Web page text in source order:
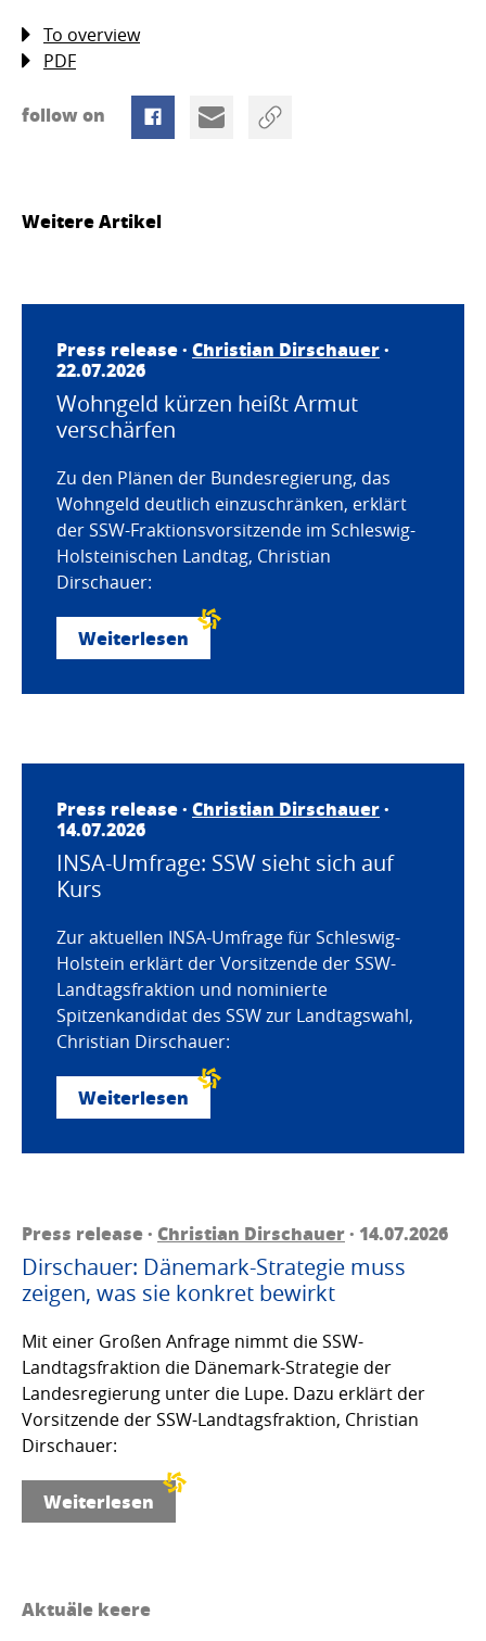
To overview
PDF
follow on
Weitere Artikel
Press release · Christian Dirschauer·
22.07.2026
Wohngeld kürzen heißt Armut
verschärfen
Zu den Plänen der Bundesregierung, das
Wohngeld deutlich einzuschränken, erklärt
der SSW-Fraktionsvorsitzende im Schleswig-
Holsteinischen Landtag, Christian
Dirschauer:
Weiterlesen
Press release · Christian Dirschauer·
14.07.2026
INSA-Umfrage: SSW sieht sich auf
Kurs
Zur aktuellen INSA-Umfrage für Schleswig-
Holstein erklärt der Vorsitzende der SSW-
Landtagsfraktion und nominierte
Spitzenkandidat des SSW zur Landtagswahl,
Christian Dirschauer:
Weiterlesen
Press release · Christian Dirschauer· 14.07.2026
Dirschauer: Dänemark-Strategie muss
zeigen, was sie konkret bewirkt
Mit einer Großen Anfrage nimmt die SSW-
Landtagsfraktion die Dänemark-Strategie der
Landesregierung unter die Lupe. Dazu erklärt der
Vorsitzende der SSW-Landtagsfraktion, Christian
Dirschauer:
Weiterlesen
Aktuäle keere